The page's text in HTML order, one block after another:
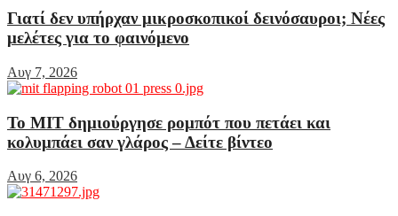
Γιατί δεν υπήρχαν μικροσκοπικοί δεινόσαυροι; Νέες
μελέτες για το φαινόμενο
Αυγ 7, 2026
Το MIT δημιούργησε ρομπότ που πετάει και
κολυμπάει σαν γλάρος – Δείτε βίντεο
Αυγ 6, 2026